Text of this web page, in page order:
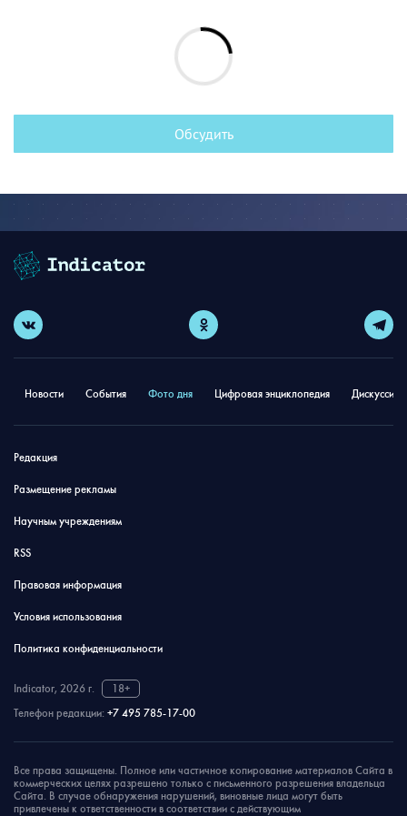
Обсудить
Новости События Фото дня Цифровая энциклопедия
Редакция
Размещение рекламы
Научным учреждениям
RSS
Правовая информация
Условия использования
Политика конфиденциальности
Indicator, 2026 г.
18+
Телефон редакции: +7 495 785-17-00
Все права защищены. Полное или частичное копирование материалов Сайта в
коммерческих целях разрешено только с письменного разрешения владельца
Сайта. В случае обнаружения нарушений, виновные лица могут быть
привлечены к ответственности в соответствии с действующим